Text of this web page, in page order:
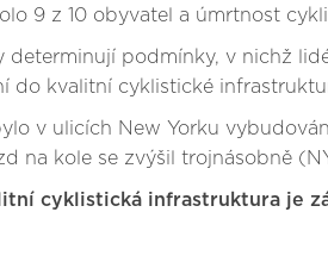
9 z 10 obyvatel a úmrtnost
determinují podmínky, v nichž
do kvalitní cyklistické
v ulicích New Yorku
na kole se zvýšil trojnásobně
cyklistická infrastruktura je